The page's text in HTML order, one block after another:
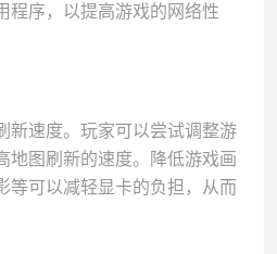
程序，以提高游戏的网络性
新速度。玩家可以尝试调整游
地图刷新的速度。降低游戏画
等可以减轻显卡的负担，从而